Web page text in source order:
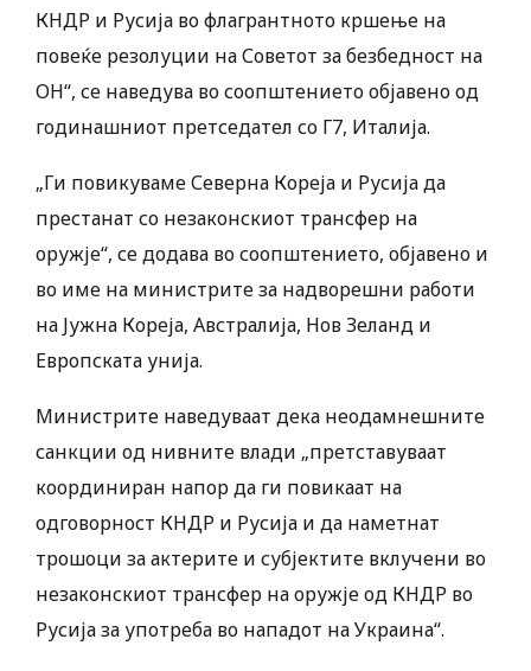
КНДР и Русија во флагрантното кршење на
повеќе резолуции на Советот за безбедност на
ОН“, се наведува во соопштението објавено од
годинашниот претседател со Г7, Италија.
„Ги повикуваме Северна Кореја и Русија да
престанат со незаконскиот трансфер на
оружје“, се додава во соопштението, објавено и
во име на министрите за надворешни работи
на Јужна Кореја, Австралија, Нов Зеланд и
Европската унија.
Министрите наведуваат дека неодамнешните
санкции од нивните влади „претставуваат
координиран напор да ги повикаат на
одговорност КНДР и Русија и да наметнат
трошоци за актерите и субјектите вклучени во
незаконскиот трансфер на оружје од КНДР во
Русија за употреба во нападот на Украина“.